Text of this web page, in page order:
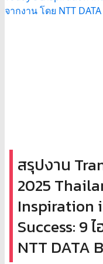
สรุปงาน
2025
Inspiration
Success: 9
NTT DATA